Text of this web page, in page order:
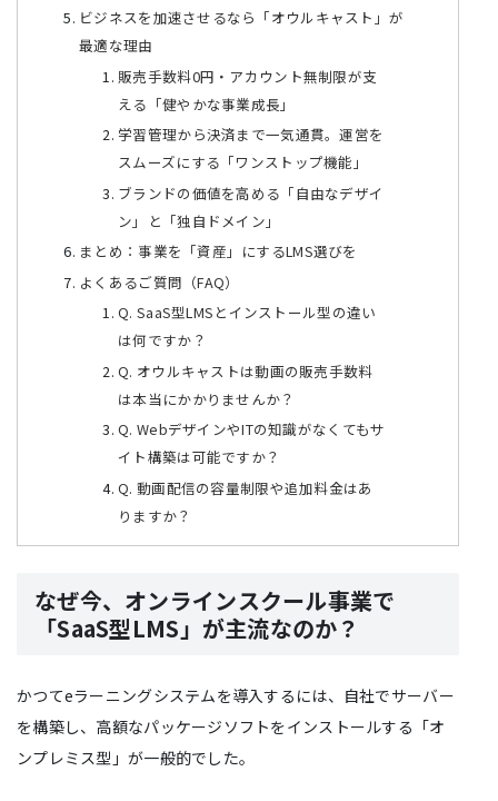
ビジネスを加速させるなら「オウルキャスト」が
最適な理由
販売手数料0円・アカウント無制限が支
える「健やかな事業成長」
学習管理から決済まで一気通貫。運営を
スムーズにする「ワンストップ機能」
ブランドの価値を高める「自由なデザイ
ン」と「独自ドメイン」
まとめ：事業を「資産」にするLMS選びを
よくあるご質問（FAQ）
Q. SaaS型LMSとインストール型の違い
は何ですか？
Q. オウルキャストは動画の販売手数料
は本当にかかりませんか？
Q. WebデザインやITの知識がなくてもサ
イト構築は可能ですか？
Q. 動画配信の容量制限や追加料金はあ
りますか？
なぜ今、オンラインスクール事業で
「SaaS型LMS」が主流なのか？
かつてeラーニングシステムを導入するには、自社でサーバー
を構築し、高額なパッケージソフトをインストールする「オ
ンプレミス型」が一般的でした。